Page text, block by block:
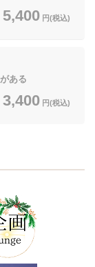
5,400 円(税込)
ある
3,400 円(税込)